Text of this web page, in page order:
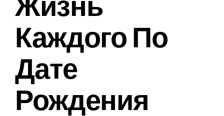
Каждого По
Дате
Рождения